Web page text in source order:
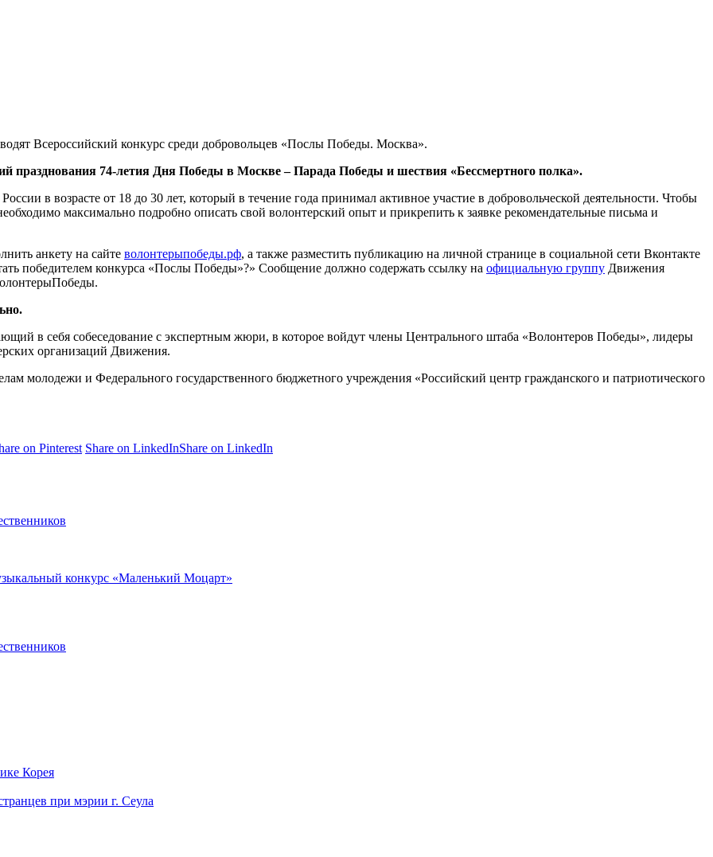
Всероссийский конкурс среди добровольцев «Послы Победы. Москва».
празднования 74-летия Дня Победы в Москве – Парада Победы и шествия «Бессмертного полка».
в возрасте от 18 до 30 лет, который в течение года принимал активное участие в добровольческой деятельности. Чтобы
максимально подробно описать свой волонтерский опыт и прикрепить к заявке рекомендательные письма и
анкету на сайте волонтерыпобеды.рф, а также разместить публикацию на личной странице в социальной сети Вконтакте
победителем конкурса «Послы Победы»?» Сообщение должно содержать ссылку на официальную группу Движения
в себя собеседование с экспертным жюри, в которое войдут члены Центрального штаба «Волонтеров Победы», лидеры
организаций Движения.
молодежи и Федерального государственного бюджетного учреждения «Российский центр гражданского и патриотического
on Pinterest Share on LinkedInShare on LinkedIn
конкурс «Маленький Моцарт»
Корея
при мэрии г. Сеула